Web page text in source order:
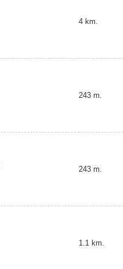
4 km.
243 m.
243 m.
1.1 km.